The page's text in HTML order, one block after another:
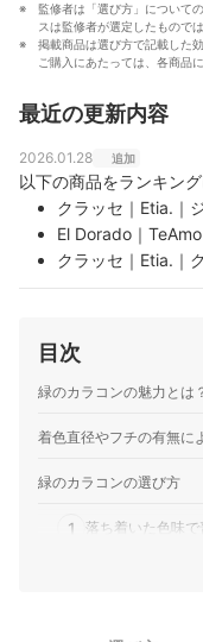
監修者は「選び方」について
スは監修者が選定したものでは
掲載商品は選び方で記載した
ご購入にあたっては、各商品
最近の更新内容
2026.01.28 追加
以下の商品をランキング
クラッセ｜Etia.｜
El Dorado｜
クラッセ｜Etia.｜
PIA｜N's
SHO-BI Labo｜
クラッセ｜Etia.｜
クラッセ｜Etia.｜
クラッセ｜Etia.｜
T‐Garden｜Angel
ンデー
アイレ｜ネオサイ
目次
緑のカラコンの魅力とは
着色直径やフチの有無に
緑のカラコンの選び方
1 落ち着いた色味で